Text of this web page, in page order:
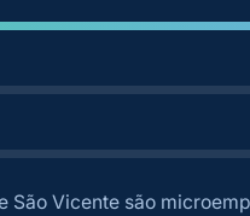
São Vicente são